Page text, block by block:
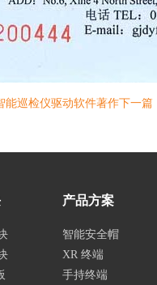
能巡检仪驱动软件著作下一篇
产品方案
智能安全帽
XR 终端
手持终端